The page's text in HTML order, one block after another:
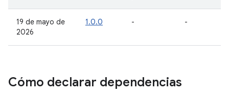
19 de mayo de
2026
1.0.0 - -
Cómo declarar dependencias